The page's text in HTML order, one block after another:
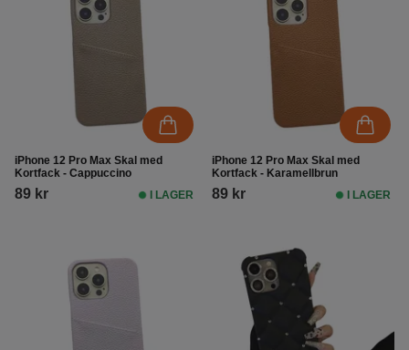
iPhone 12 Pro Max Skal med
Kortfack - Cappuccino
89 kr I LAGER
iPhone 12 Pro Max Skal med
Kortfack - Karamellbrun
89 kr I LAGER